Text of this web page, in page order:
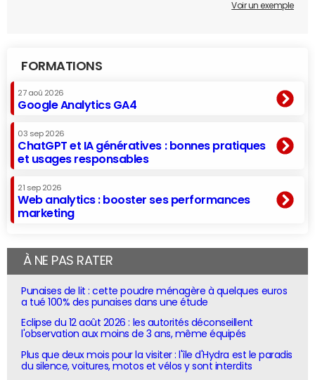
Voir un exemple
FORMATIONS
27 aoû 2026
Google Analytics GA4
03 sep 2026
ChatGPT et IA génératives : bonnes pratiques
et usages responsables
21 sep 2026
Web analytics : booster ses performances
marketing
À NE PAS RATER
Punaises de lit : cette poudre ménagère à quelques euros
a tué 100% des punaises dans une étude
Eclipse du 12 août 2026 : les autorités déconseillent
l'observation aux moins de 3 ans, même équipés
Plus que deux mois pour la visiter : l'île d'Hydra est le paradis
du silence, voitures, motos et vélos y sont interdits